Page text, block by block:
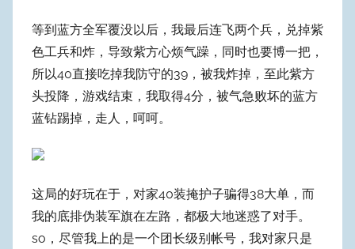
等到蓝方全军覆没以后，我最后连飞两个兵，兑掉紫
色工兵和炸，导致紫方心烦气躁，同时也要博一把，
所以40直接吃掉我防守的39，被我炸掉，至此紫方
头投降，游戏结束，我取得4分，被气急败坏的蓝方
蓝钻踢掉，走人，呵呵。
这局的好玩在于，对家40装掩护子骗得38大单，而
我的底排伪装军旗在左路，都极大地迷惑了对手。
so，尽管我上的是一个团长级别帐号，我对家只是